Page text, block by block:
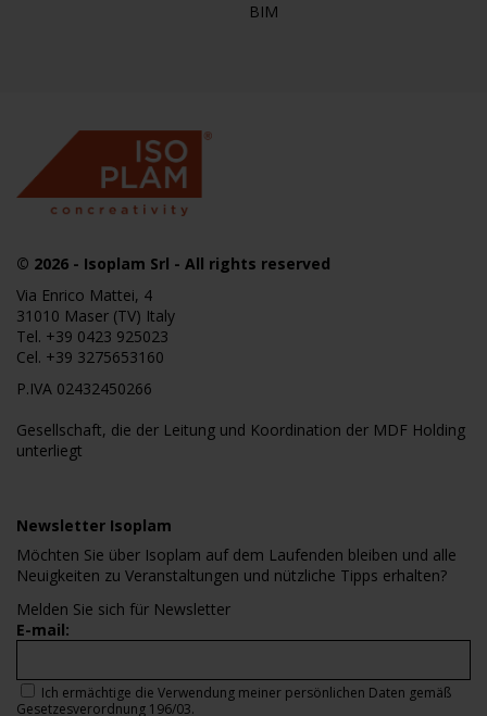
BIM
© 2026 - Isoplam Srl - All rights reserved
Via Enrico Mattei, 4
31010 Maser (TV) Italy
Tel. +39 0423 925023
Cel. +39 3275653160
P.IVA 02432450266
Gesellschaft, die der Leitung und Koordination der MDF Holding
unterliegt
Newsletter Isoplam
Möchten Sie über Isoplam auf dem Laufenden bleiben und alle
Neuigkeiten zu Veranstaltungen und nützliche Tipps erhalten?
Melden Sie sich für Newsletter
E-mail:
Ich ermächtige die Verwendung meiner persönlichen Daten gemäß
Gesetzesverordnung 196/03.